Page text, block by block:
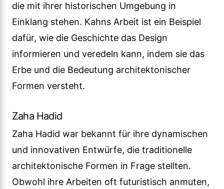
die mit ihrer historischen Umgebung in
Einklang stehen. Kahns Arbeit ist ein Beispiel
dafür, wie die Geschichte das Design
informieren und veredeln kann, indem sie das
Erbe und die Bedeutung architektonischer
Formen versteht.
Zaha Hadid
Zaha Hadid war bekannt für ihre dynamischen
und innovativen Entwürfe, die traditionelle
architektonische Formen in Frage stellten.
Obwohl ihre Arbeiten oft futuristisch anmuten,